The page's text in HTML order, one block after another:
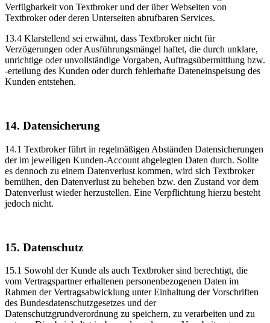
Verfügbarkeit von Textbroker und der über Webseiten von
Textbroker oder deren Unterseiten abrufbaren Services.
13.4 Klarstellend sei erwähnt, dass Textbroker nicht für
Verzögerungen oder Ausführungsmängel haftet, die durch unklare,
unrichtige oder unvollständige Vorgaben, Auftragsübermittlung bzw.
-erteilung des Kunden oder durch fehlerhafte Dateneinspeisung des
Kunden entstehen.
14. Datensicherung
14.1 Textbroker führt in regelmäßigen Abständen Datensicherungen
der im jeweiligen Kunden-Account abgelegten Daten durch. Sollte
es dennoch zu einem Datenverlust kommen, wird sich Textbroker
bemühen, den Datenverlust zu beheben bzw. den Zustand vor dem
Datenverlust wieder herzustellen. Eine Verpflichtung hierzu besteht
jedoch nicht.
15. Datenschutz
15.1 Sowohl der Kunde als auch Textbroker sind berechtigt, die
vom Vertragspartner erhaltenen personenbezogenen Daten im
Rahmen der Vertragsabwicklung unter Einhaltung der Vorschriften
des Bundesdatenschutzgesetzes und der
Datenschutzgrundverordnung zu speichern, zu verarbeiten und zu